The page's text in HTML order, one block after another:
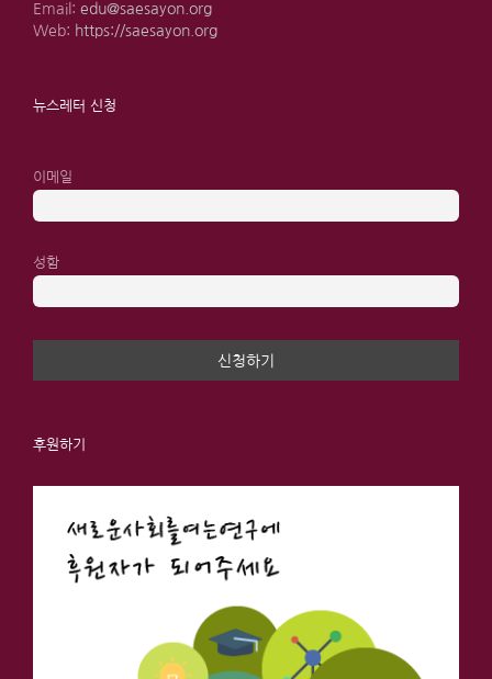
Email: edu@saesayon.org
Web: https://saesayon.org
뉴스레터 신청
이메일
성함
후원하기